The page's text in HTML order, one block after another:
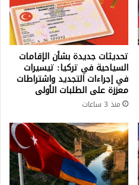
تحديثات جديدة بشأن الإقامات
السياحية في تركيا: تيسيرات
في إجراءات التجديد واشتراطات
معززة على الطلبات الأولى
منذ 3 ساعات